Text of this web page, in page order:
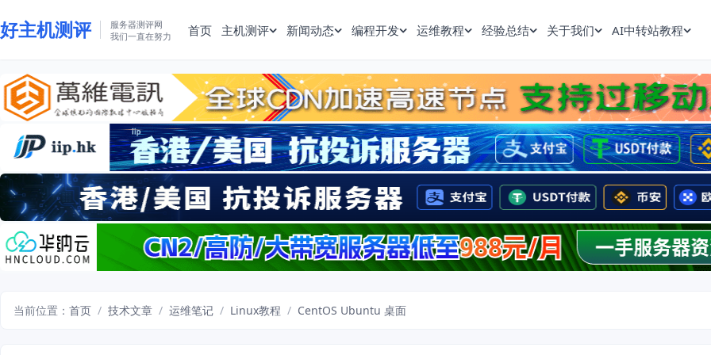
好主机测评
服务器测评网
我们一直在努力
首页 主机测评 新闻动态 编程开发 运维教程 经验总结 关于我们 AI中转站教程
当前位置： 首页 / 技术文章 / 运维笔记 / Linux教程 / CentOS Ubuntu 桌面